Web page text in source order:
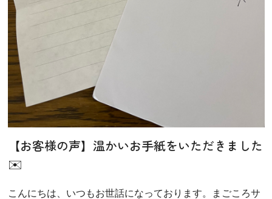
【お客様の声】温かいお手紙をいただきました
✉️
こんにちは、いつもお世話になっております。まごころサ